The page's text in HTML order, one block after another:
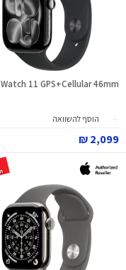
Watch 11 GPS+Cellular 46mm
הוסף להשוואה
2,099 ₪